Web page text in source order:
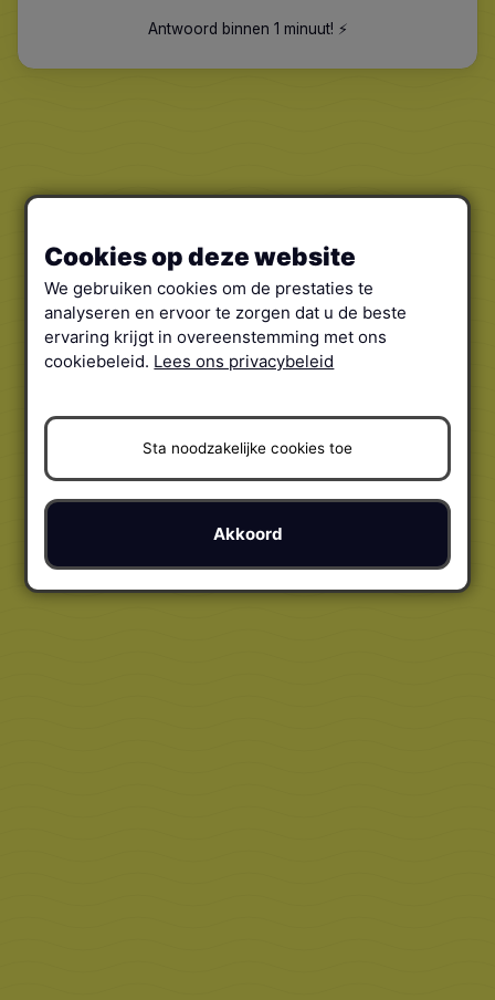
Antwoord binnen 1 minuut! ⚡️
Cookies op deze website
We gebruiken cookies om de prestaties te
analyseren en ervoor te zorgen dat u de beste
ervaring krijgt in overeenstemming met ons
cookiebeleid. Lees ons privacybeleid
Sta noodzakelijke cookies toe
Akkoord